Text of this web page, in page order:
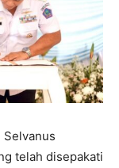
Selvanus
telah disepakati